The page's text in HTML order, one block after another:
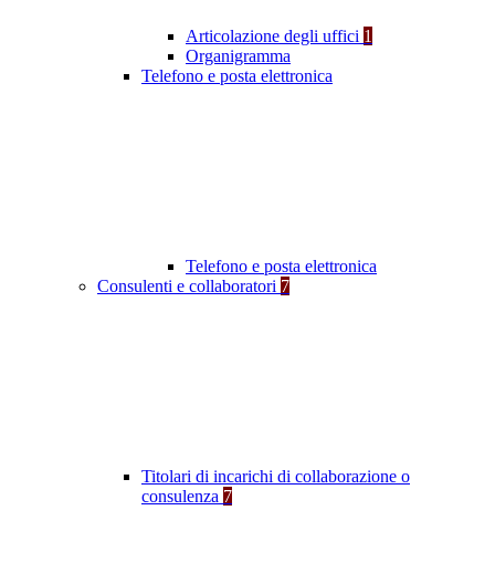
Articolazione degli uffici 1
Organigramma
Telefono e posta elettronica
Telefono e posta elettronica
Consulenti e collaboratori 7
Titolari di incarichi di collaborazione o
consulenza 7